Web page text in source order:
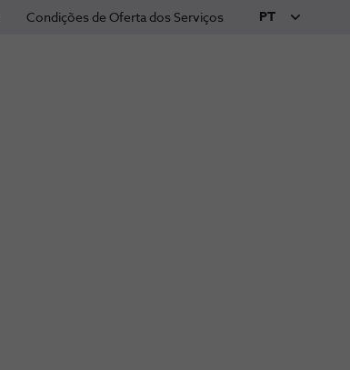
Condições de Oferta dos Serviços PT